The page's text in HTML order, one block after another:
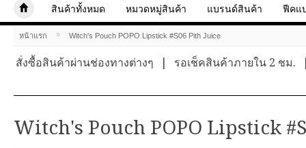
สินค้าทั้งหมด หมวดหมู่สินค้า แบรนด์สินค้า ฟีคแ
หน้าแรก » Witch's Pouch POPO Lipstick #S06 Pith Juice
สั่งซื้อสินค้าผ่านช่องทางต่างๆ รอเช็คสินค้าภายใน 2 ชม.
Witch's Pouch POPO Lipstick